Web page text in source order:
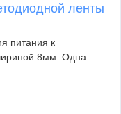
ленты
питания к
8мм. Одна